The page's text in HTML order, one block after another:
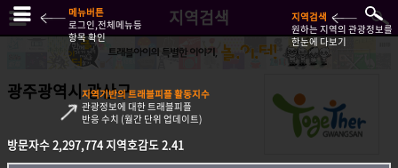
지역검색
광주광역시 광산구
방문자수2,297,774지역호감도2.41
방문자수2,297,774지역호감도2.41
메뉴버튼
로그인,전체메뉴등
항목 확인
지역검색
원하는 지역의 관광정보를
한눈에 다보기
지역기반의 트래블피플 활동지수
관광정보에 대한 트래블피플
반응 수치 (월간 단위 업데이트)